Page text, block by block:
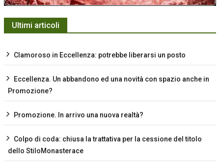
Ultimi articoli
Clamoroso in Eccellenza: potrebbe liberarsi un posto
Eccellenza. Un abbandono ed una novità con spazio anche in
Promozione?
Promozione. In arrivo una nuova realtà?
Colpo di coda: chiusa la trattativa per la cessione del titolo
dello StiloMonasterace